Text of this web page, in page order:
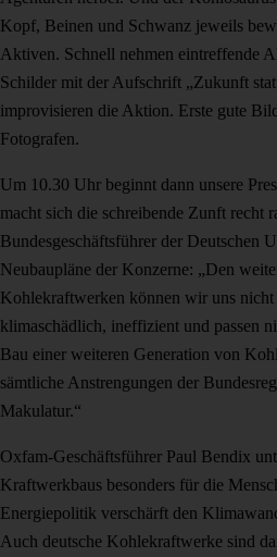
Kopf, Beinen und Schwanz jeweils
Aktiven. Schnell nehmen eintreffende
Schilder mit der Aufschrift „Zukunft
improvisieren die Aktion. Erste gute
Fotografen.
Um 10.30 Uhr beginnt dann unsere
macht sich die schreibende Zunft recht
Bundesgeschäfts­führer der Deutschen
Neubaupläne der Konzerne: „Den
Kohlekraftwerken können wir uns nicht
klimaschädlich, ineffizient und passen
Bau einer weiteren Generation von
sämtliche Anstrengungen der
Makulatur.“
Oxfam-Geschäftsführer Paul Bendix
Kraftwerkbaus besonders für die
Energiepolitik verschärft den
Auch deutsche Kohlekraftwerke sind